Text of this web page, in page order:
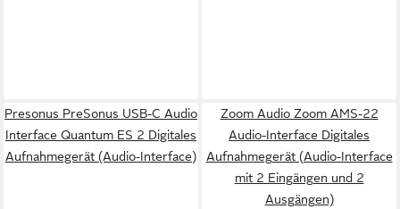
Presonus PreSonus USB-C Audio
Interface Quantum ES 2 Digitales
Aufnahmegerät (Audio-Interface)
Zoom Audio Zoom AMS-22
Audio-Interface Digitales
Aufnahmegerät (Audio-Interface
mit 2 Eingängen und 2
Ausgängen)